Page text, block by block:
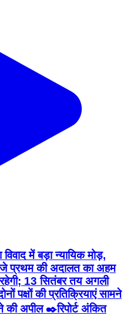
में बड़ा न्यायिक मोड़,
प्रथम की अदालत का अहम
13 सितंबर तय अगली
पक्षों की प्रतिक्रियाएं सामने
अपील ✒️रिपोर्ट अंकित